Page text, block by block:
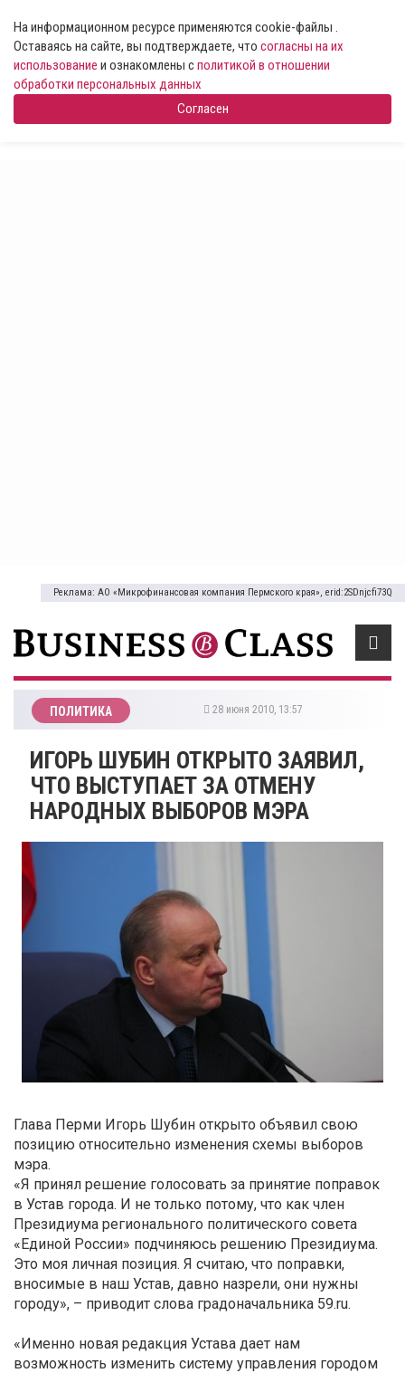
На информационном ресурсе применяются cookie-файлы .
Оставаясь на сайте, вы подтверждаете, что согласны на их
использование и ознакомлены сполитикой в отношении
обработки персональных данных
Согласен
Реклама: АО «Микрофинансовая компания Пермского края», erid:2SDnjcfi73Q
ПОЛИТИКА 28 июня 2010, 13:57
ИГОРЬ ШУБИН ОТКРЫТО ЗАЯВИЛ,
ЧТО ВЫСТУПАЕТ ЗА ОТМЕНУ
НАРОДНЫХ ВЫБОРОВ МЭРА
Глава Перми Игорь Шубин открыто объявил свою
позицию относительно изменения схемы выборов
мэра.
«Я принял решение голосовать за принятие поправок
в Устав города. И не только потому, что как член
Президиума регионального политического совета
«Единой России» подчиняюсь решению Президиума.
Это моя личная позиция. Я считаю, что поправки,
вносимые в наш Устав, давно назрели, они нужны
городу», – приводит слова градоначальника 59.ru.
«Именно новая редакция Устава дает нам
возможность изменить систему управления городом